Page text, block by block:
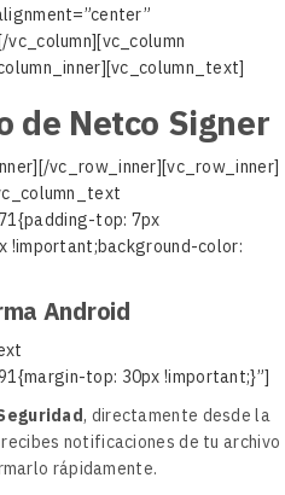
de Netco Signer
vc_row_inner][vc_row_inner]
top: 7px
!important;background-color:
Android
top: 30px !important;}”]
, directamente desde la
notificaciones de tu archivo
rápidamente.